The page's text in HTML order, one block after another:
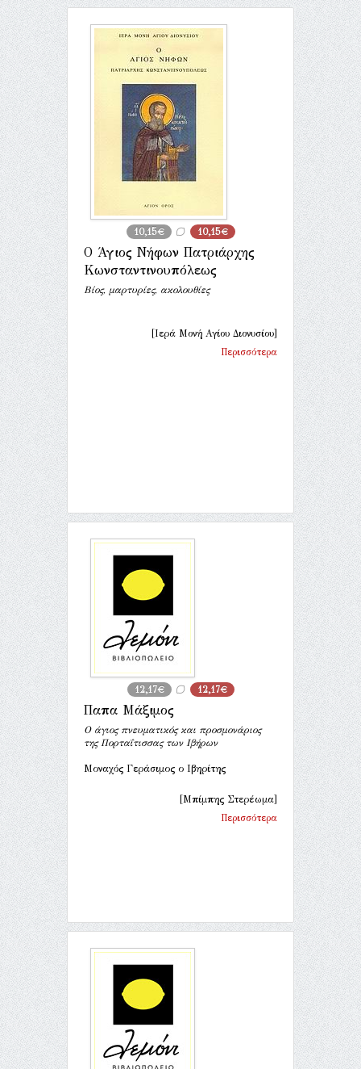
10,15€ 10,15€
Ο Άγιος Νήφων Πατριάρχης
Κωνσταντινουπόλεως
Βίος, μαρτυρίες, ακολουθίες
[Ιερά Μονή Αγίου Διονυσίου]
Περισσότερα
12,17€ 12,17€
Παπα Μάξιμος
Ο άγιος πνευματικός και προσμονάριος
της Πορταΐτισσας των Ιβήρων
Μοναχός Γεράσιμος ο Ιβηρίτης
[Μπίμπης Στερέωμα]
Περισσότερα